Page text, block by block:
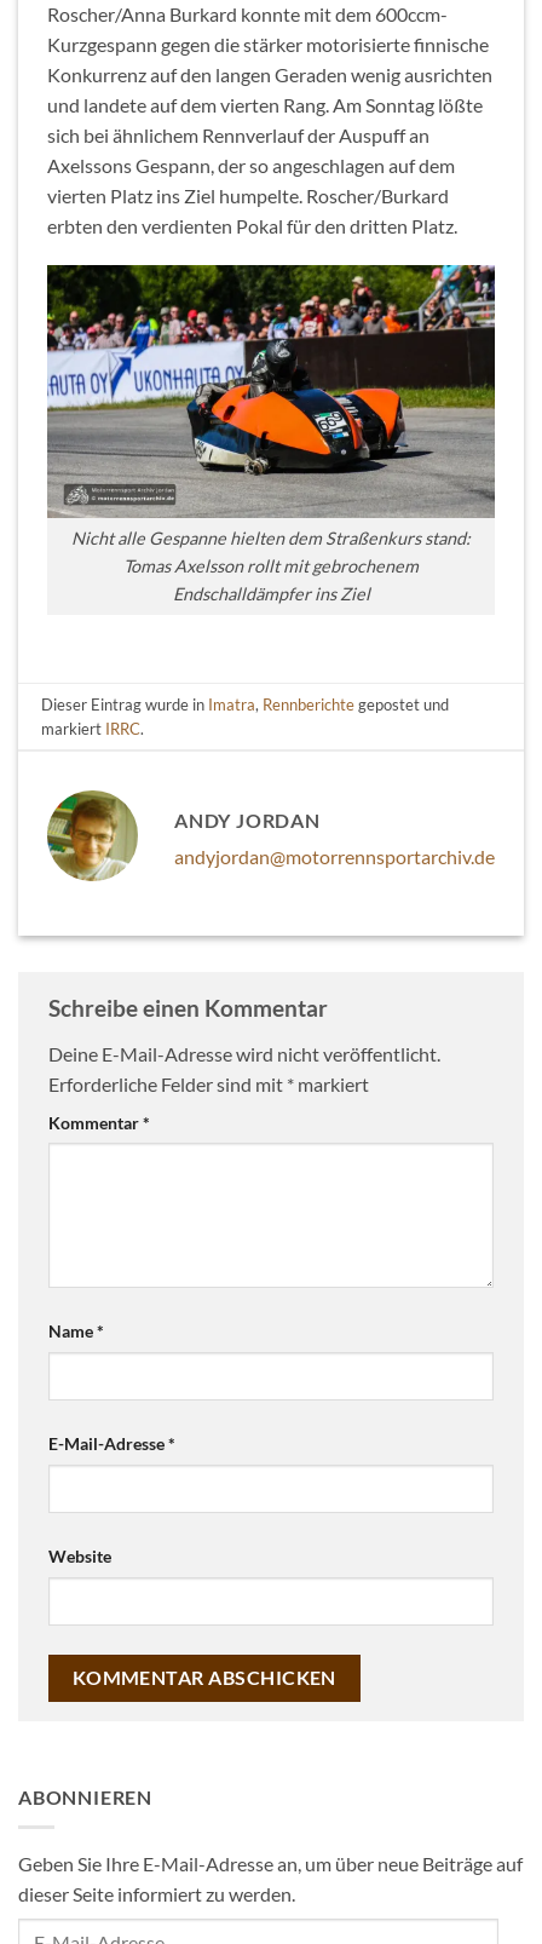
Roscher/Anna Burkard konnte mit dem 600ccm-
Kurzgespann gegen die stärker motorisierte finnische
Konkurrenz auf den langen Geraden wenig ausrichten
und landete auf dem vierten Rang. Am Sonntag lößte
sich bei ähnlichem Rennverlauf der Auspuff an
Axelssons Gespann, der so angeschlagen auf dem
vierten Platz ins Ziel humpelte. Roscher/Burkard
erbten den verdienten Pokal für den dritten Platz.
Nicht alle Gespanne hielten dem Straßenkurs stand:
Tomas Axelsson rollt mit gebrochenem
Endschalldämpfer ins Ziel
Dieser Eintrag wurde in Imatra, Rennberichtegepostet und
markiert IRRC.
ANDY JORDAN
andyjordan@motorrennsportarchiv.de
Schreibe einen Kommentar
Deine E-Mail-Adresse wird nicht veröffentlicht.
Erforderliche Felder sind mit * markiert
Kommentar*
Name*
E-Mail-Adresse*
Website
ABONNIEREN
Geben Sie Ihre E-Mail-Adresse an, um über neue Beiträge auf
dieser Seite informiert zu werden.